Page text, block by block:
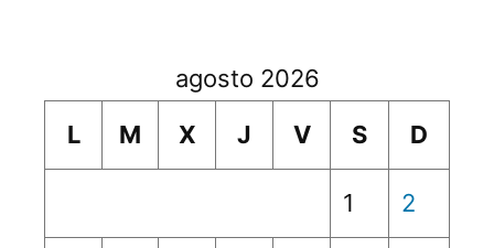
agosto 2026
L
M X J V S D
1 2